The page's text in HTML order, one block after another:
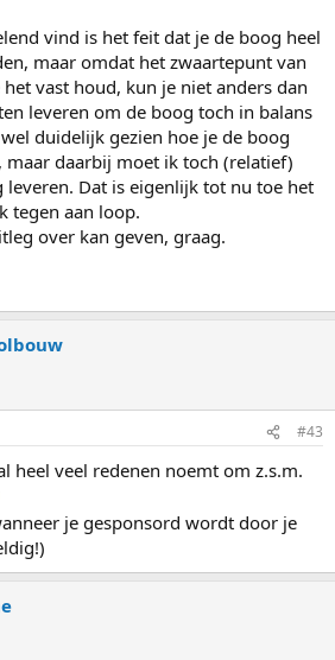
vind is het feit dat je de boog heel
maar omdat het zwaartepunt van
vast houd, kun je niet anders dan
leveren om de boog toch in balans
duidelijk gezien hoe je de boog
daarbij moet ik toch (relatief)
Dat is eigenlijk tot nu toe het
tegen aan loop.
over kan geven, graag.
#43
heel veel redenen noemt om z.s.m.
je gesponsord wordt door je